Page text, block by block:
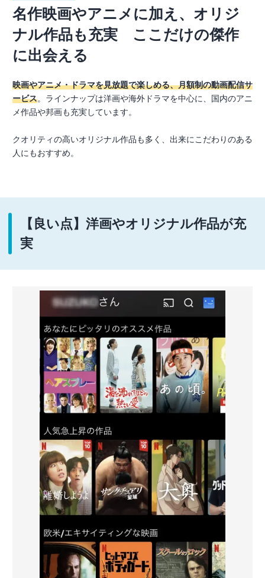
名作映画やアニメに加え、オリジ
ナル作品も充実 ここだけの傑作
に出会える
映画やアニメ・ドラマを見放題で楽しめる、月額制の動画配信サ
ービス。ラインナップは洋画や海外ドラマを中心に、国内のアニ
メ作品や邦画も充実しています。
クオリティの高いオリジナル作品も多く、出来にこだわりのある
人にもおすすめ。
【良い点】洋画やオリジナル作品が充
実